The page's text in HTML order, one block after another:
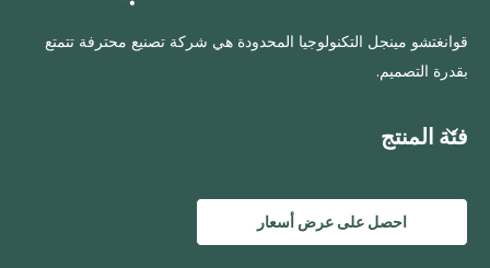
قوانغتشو مينجل التكنولوجيا المحدودة هي شركة تصنيع محترفة تتمتع
بقدرة التصميم.
فئة المنتج
احصل على عرض أسعار